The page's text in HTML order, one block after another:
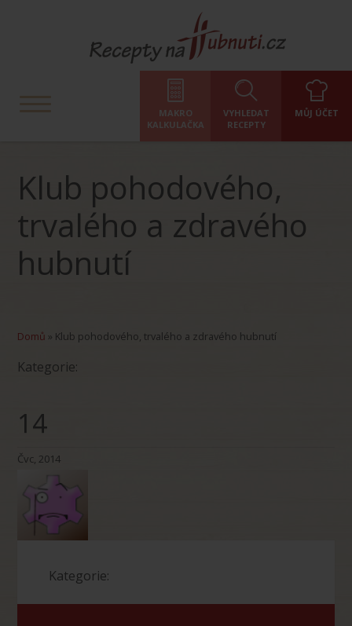
MAKRO
KALKULAČKA
VYHLEDAT
RECEPTY
MŮJ ÚČET
Klub pohodového,
trvalého a zdravého
hubnutí
Domů » Klub pohodového, trvalého a zdravého hubnutí
Kategorie:
14
Čvc, 2014
Kategorie: